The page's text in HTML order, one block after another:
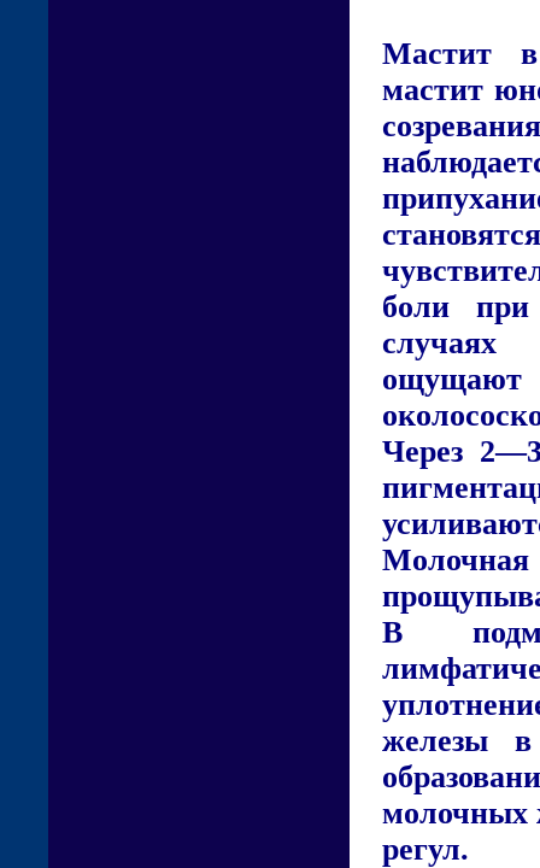
Мастит в
мастит
боли
случаях
Через
В
железы в
молочных
регул.